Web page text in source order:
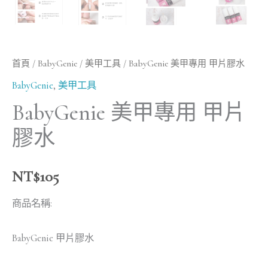
首頁 / BabyGenie / 美甲工具 / BabyGenie 美甲專用 甲片膠水
BabyGenie, 美甲工具
BabyGenie 美甲專用 甲片
膠水
NT$105
商品名稱:
BabyGenie 甲片膠水